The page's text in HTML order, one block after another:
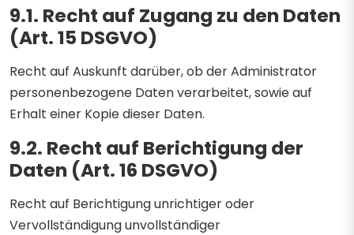
9.1. Recht auf Zugang zu den Daten
(Art. 15 DSGVO)
Recht auf Auskunft darüber, ob der Administrator
personenbezogene Daten verarbeitet, sowie auf
Erhalt einer Kopie dieser Daten.
9.2. Recht auf Berichtigung der
Daten (Art. 16 DSGVO)
Recht auf Berichtigung unrichtiger oder
Vervollständigung unvollständiger